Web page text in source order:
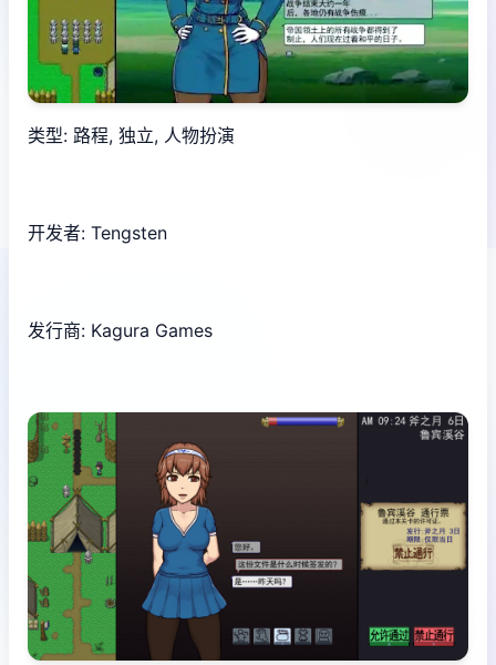
类型: 路程, 独立, 人物扮演
开发者: Tengsten
发行商: Kagura Games